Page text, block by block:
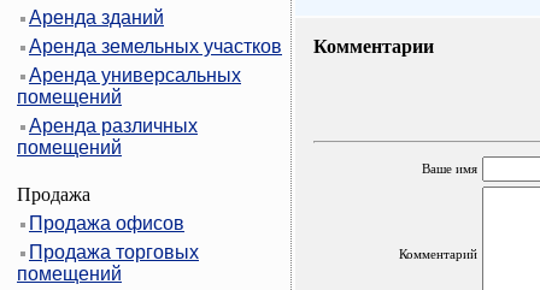
Аренда зданий
Аренда земельных участков
Аренда универсальных
помещений
Аренда различных
помещений
Продажа
Продажа офисов
Продажа торговых
помещений
Комментарии
Ваше имя
Комментарий